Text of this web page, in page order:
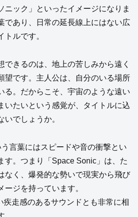
ニック」といったイメージになりま
であり、日常の延長線上にはない広
トルです。
できるのは、地上の苦しみから遠く
望です。主人公は、自分のいる場所
る。だからこそ、宇宙のような遠い
いたいという感覚が、タイトルに込
でしょうか。
言葉にはスピードや音の衝撃とい
す。つまり「Space Sonic」は、た
なく、爆発的な勢いで現実から飛び
ジを持っています。
疾走感のあるサウンドとも非常に相